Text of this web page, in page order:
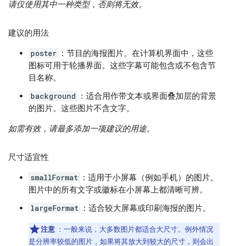
请仅使用其中一种类型，否则将无效。
建议的用法
poster ：节目的海报图片。在计算机界面中，这些
图标可用于轮播界面。这些字幕可能包含或不包含节
目名称。
background
：适合用作带文本或界面叠加层的背景
的图片。这些图片不含文字。
如需有效，请最多添加一项建议的用途。
尺寸适宜性
smallFormat ：适用于小屏幕（例如手机）的图片。
图片中的所有文字或徽标在小屏幕上都清晰可辨。
largeFormat ：适合较大屏幕或印刷海报的图片。
注意 ：一般来说，大多数图片都适合大尺寸。例外情况
是分辨率较低的图片，如果将其放大到较大的尺寸，则会出